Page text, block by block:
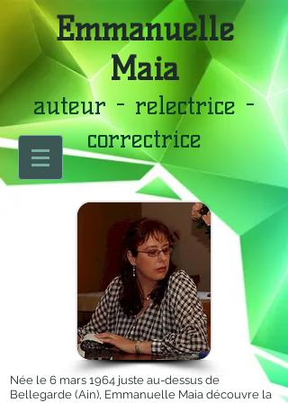
Emmanuelle
Maia
auteur - relectrice -
correctrice
Née le 6 mars 1964 juste au-dessus de
Bellegarde (Ain), Emmanuelle Maia découvre la